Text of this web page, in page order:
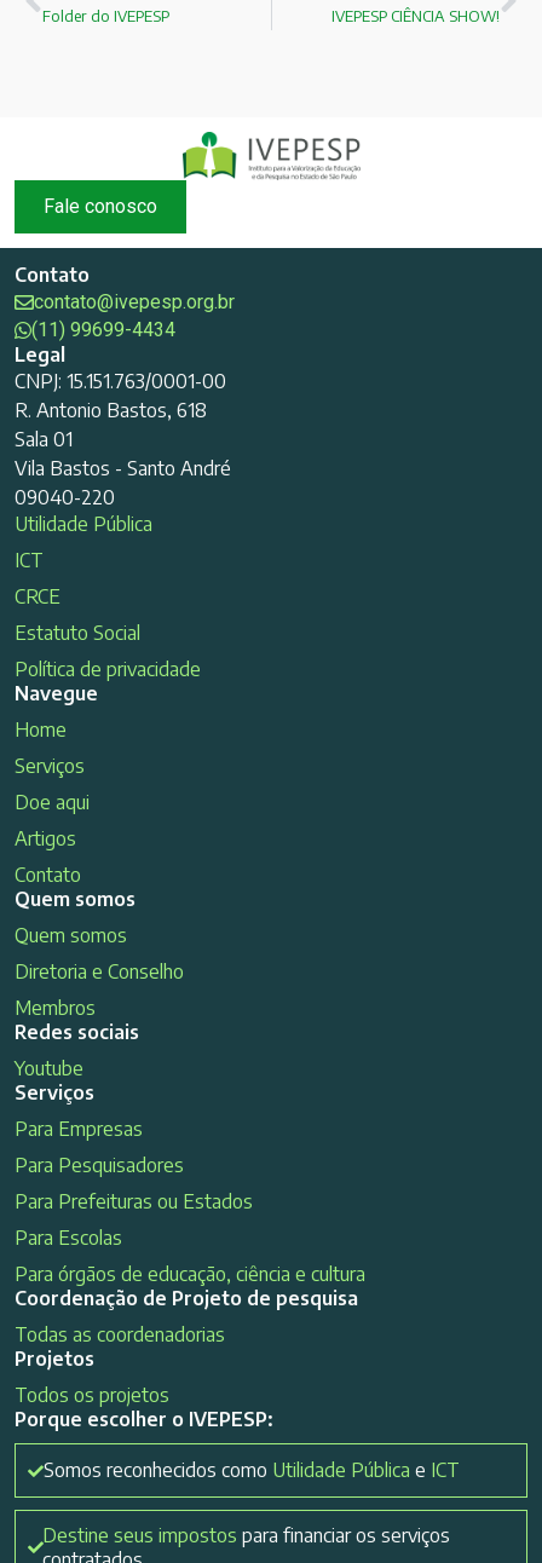
Folder do IVEPESP IVEPESP CIÊNCIA SHOW!
Fale conosco
Contato
contato@ivepesp.org.br
(11) 99699-4434
Legal
CNPJ: 15.151.763/0001-00
R. Antonio Bastos, 618
Sala 01
Vila Bastos - Santo André
09040-220
Utilidade Pública
ICT
CRCE
Estatuto Social
Política de privacidade
Navegue
Home
Serviços
Doe aqui
Artigos
Contato
Quem somos
Quem somos
Diretoria e Conselho
Membros
Redes sociais
Youtube
Serviços
Para Empresas
Para Pesquisadores
Para Prefeituras ou Estados
Para Escolas
Para órgãos de educação, ciência e cultura
Coordenação de Projeto de pesquisa
Todas as coordenadorias
Projetos
Todos os projetos
Porque escolher o IVEPESP:
Somos reconhecidos como Utilidade Pública e ICT
Destine seus impostos para financiar os serviços